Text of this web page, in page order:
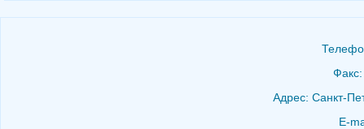
Адрес: Санкт-
E-